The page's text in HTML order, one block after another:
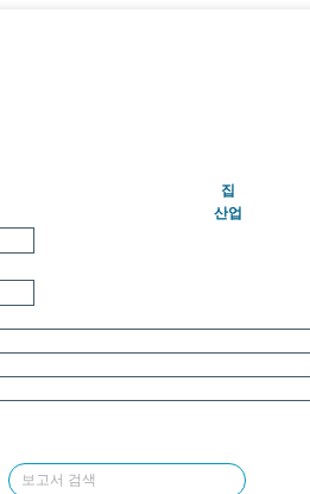
집(현재의)
산업